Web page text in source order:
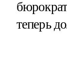
теперь